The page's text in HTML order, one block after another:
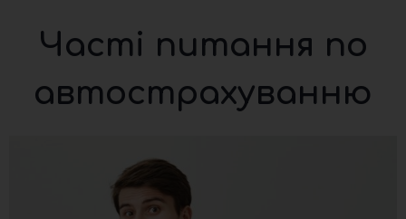
Часті питання по
автострахуванню